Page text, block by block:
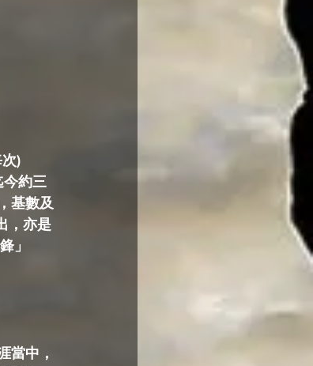
)
今約三
基數及
，亦是
」
當中，